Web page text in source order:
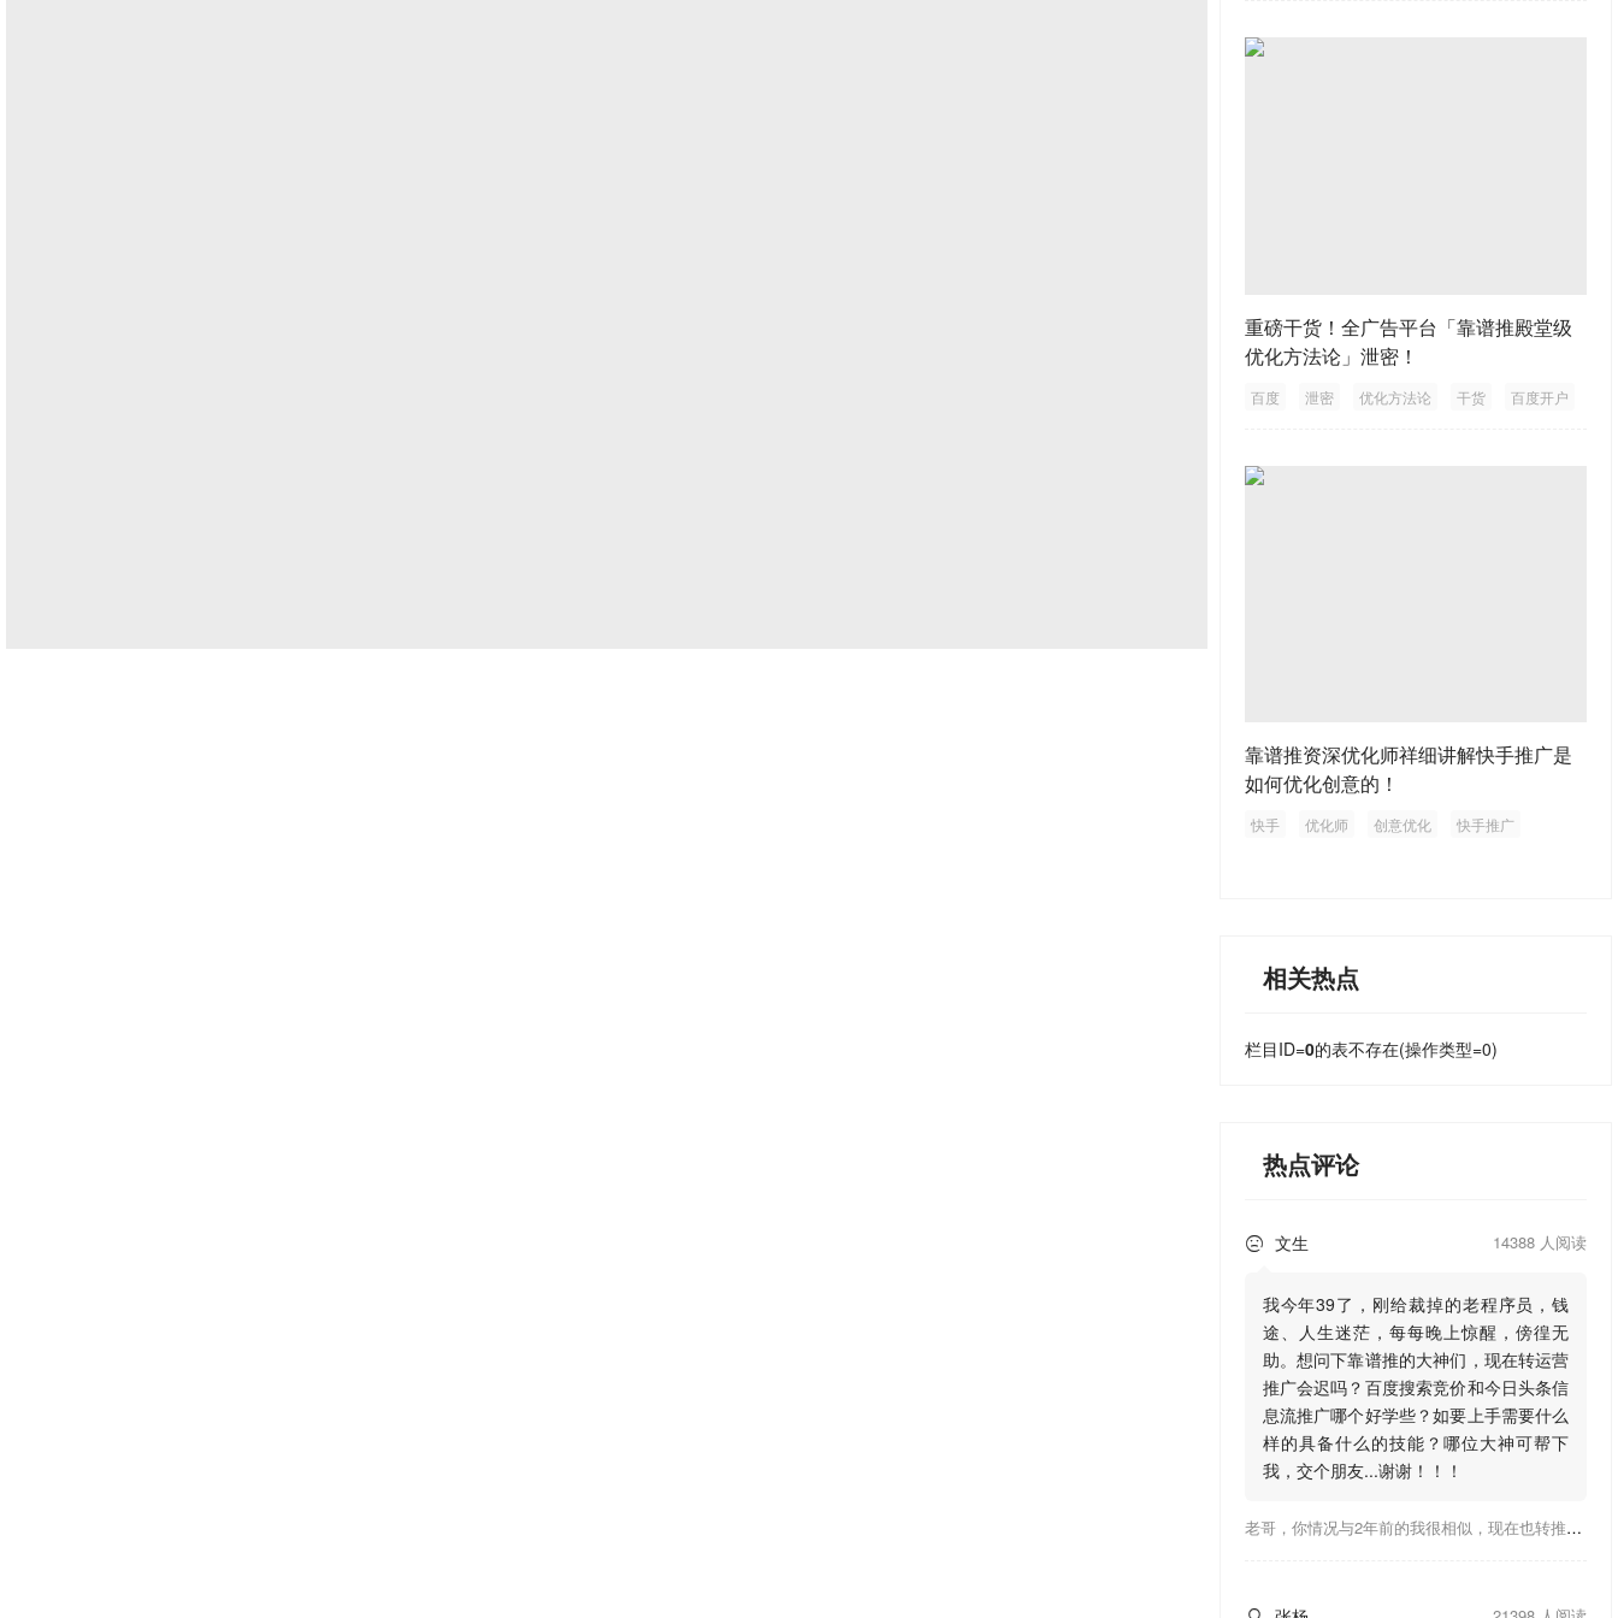
重磅干货！全广告平台「靠谱推殿堂级
优化方法论」泄密！
百度 泄密 优化方法论 干货 百度开户
靠谱推资深优化师祥细讲解快手推广是
如何优化创意的！
快手 优化师 创意优化 快手推广
相关热点
栏目ID=0的表不存在(操作类型=0)
热点评论
 文生 14388 人阅读
我今年39了，刚给裁掉的老程序员，钱
途、人生迷茫，每每晚上惊醒，傍徨无
助。想问下靠谱推的大神们，现在转运营
推广会迟吗？百度搜索竞价和今日头条信
息流推广哪个好学些？如要上手需要什么
样的具备什么的技能？哪位大神可帮下
我，交个朋友...谢谢！！！
老哥，你情况与2年前的我很相似，现在也转推广，这行有钱景，你有基础上手会比较快，不必担心。至于学竞价还是信息流哪个好，我是信息流广告入手，现在迷上靠谱推关注大神们的营销推广干货。有空你也可多泡下这站，真能学到不少东西；希望可以帮到你！